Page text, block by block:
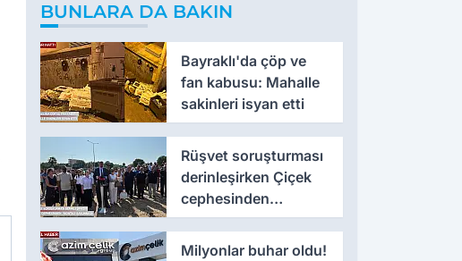
BUNLARA DA BAKIN
Bayraklı'da çöp ve
fan kabusu: Mahalle
sakinleri isyan etti
Rüşvet soruşturması
derinleşirken Çiçek
cephesinden
'montaj' savunması
Milyonlar buhar oldu!